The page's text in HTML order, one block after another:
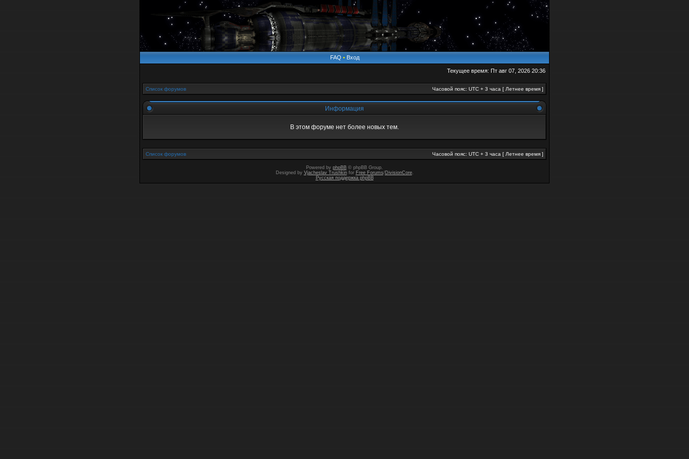
FAQ • Вход
Текущее время: Пт авг 07, 2026 20:36
Список форумов Часовой пояс: UTC + 3 часа [ Летнее время ]
Информация
В этом форуме нет более новых тем.
Список форумов Часовой пояс: UTC + 3 часа [ Летнее время ]
Powered by phpBB © phpBB Group.
Designed by Vjacheslav Trushkinfor Free Forums/DivisionCore.
Русская поддержка phpBB